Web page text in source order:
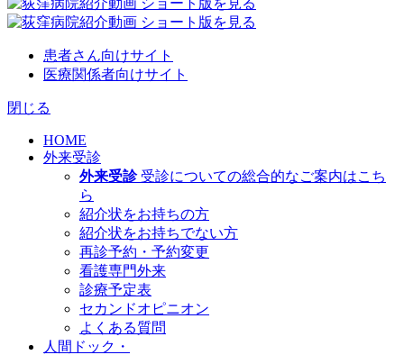
患者さん向けサイト
医療関係者向けサイト
閉じる
HOME
外来受診
外来受診 受診についての総合的なご案内はこち
ら
紹介状をお持ちの方
紹介状をお持ちでない方
再診予約・予約変更
看護専門外来
診療予定表
セカンドオピニオン
よくある質問
人間ドック・